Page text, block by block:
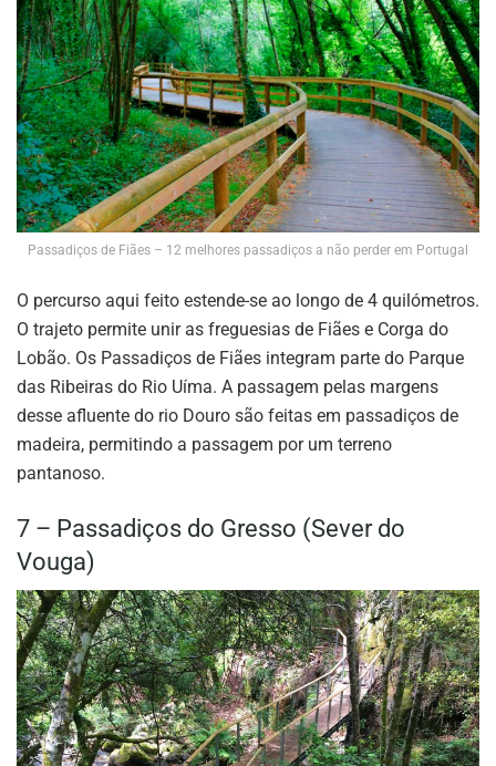
Passadiços de Fiães – 12 melhores passadiços a não perder em Portugal
O percurso aqui feito estende-se ao longo de 4 quilómetros.
O trajeto permite unir as freguesias de Fiães e Corga do
Lobão. Os Passadiços de Fiães integram parte do Parque
das Ribeiras do Rio Uíma. A passagem pelas margens
desse afluente do rio Douro são feitas em passadiços de
madeira, permitindo a passagem por um terreno
pantanoso.
7 – Passadiços do Gresso (Sever do
Vouga)